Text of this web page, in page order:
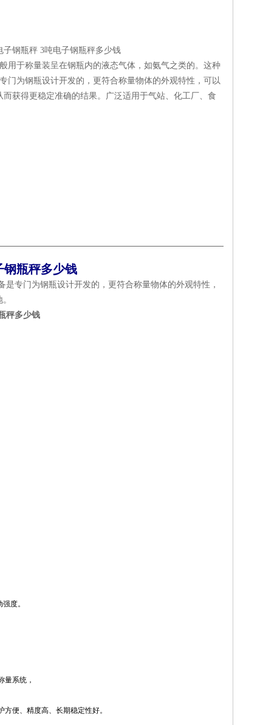
子钢瓶秤 3吨电子钢瓶秤多少钱
用于称量装呈在钢瓶内的液态气体，如氨气之类的。这种
门为钢瓶设计开发的，更符合称量物体的外观特性，可以
而获得更稳定准确的结果。广泛适用于气站、化工厂、食
钢瓶秤多少钱
专门为钢瓶设计开发的，更符合称量物体的外观特性，
秤多少钱
度。
量系统，
便、精度高、长期稳定性好。